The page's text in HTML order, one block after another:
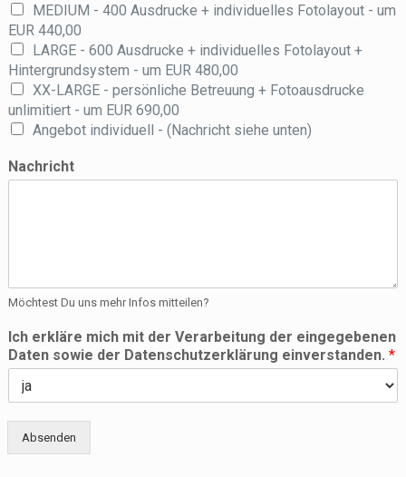
MEDIUM - 400 Ausdrucke + individuelles Fotolayout - um
EUR 440,00
LARGE - 600 Ausdrucke + individuelles Fotolayout +
Hintergrundsystem - um EUR 480,00
XX-LARGE - persönliche Betreuung + Fotoausdrucke
unlimitiert - um EUR 690,00
Angebot individuell - (Nachricht siehe unten)
Nachricht
Möchtest Du uns mehr Infos mitteilen?
Ich erkläre mich mit der Verarbeitung der eingegebenen
Daten sowie der Datenschutzerklärung einverstanden. *
Absenden